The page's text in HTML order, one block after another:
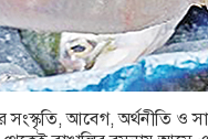
আবেগ, অর্থনীতি ও